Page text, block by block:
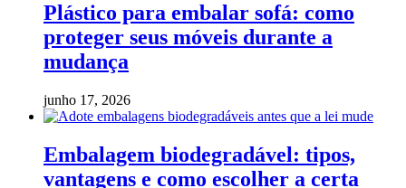
Plástico para embalar sofá: como
proteger seus móveis durante a
mudança
junho 17, 2026
Embalagem biodegradável: tipos,
vantagens e como escolher a certa